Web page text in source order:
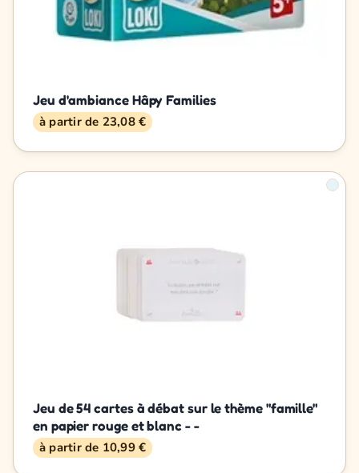
Jeu d'ambiance Hâpy Families
à partir de 23,08 €
Jeu de 54 cartes à débat sur le thème "famille"
en papier rouge et blanc - -
à partir de 10,99 €